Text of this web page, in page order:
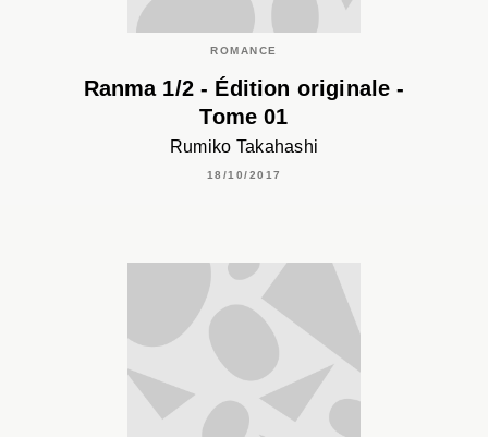
ROMANCE
Ranma 1/2 - Édition originale -
Tome 01
Rumiko Takahashi
18/10/2017